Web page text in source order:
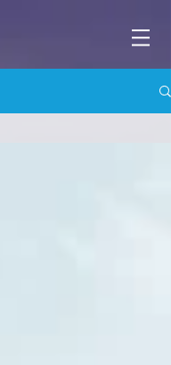
Scuola di